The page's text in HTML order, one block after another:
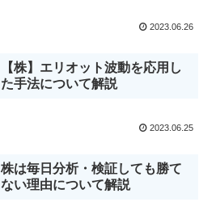
2023.06.26
【株】エリオット波動を応用し
た手法について解説
2023.06.25
株は毎日分析・検証しても勝て
ない理由について解説